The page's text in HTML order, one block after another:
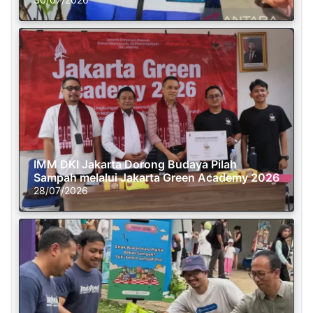
IMM DKI Jakarta Dorong Budaya Pilah
Sampah melalui Jakarta Green Academy 2026
28/07/2026